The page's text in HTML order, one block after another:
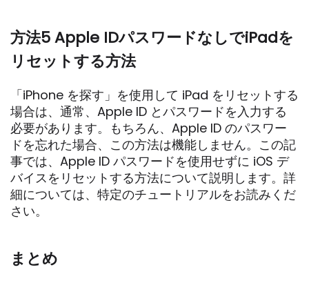
方法5 Apple IDパスワードなしでiPadを
リセットする方法
「iPhone を探す」を使用して iPad をリセットする
場合は、通常、Apple ID とパスワードを入力する
必要があります。もちろん、Apple ID のパスワー
ドを忘れた場合、この方法は機能しません。この記
事では、Apple ID パスワードを使用せずに iOS デ
バイスをリセットする方法について説明します。詳
細については、特定のチュートリアルをお読みくだ
さい。
まとめ